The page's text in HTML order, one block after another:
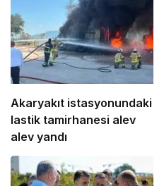
Akaryakıt istasyonundaki
lastik tamirhanesi alev
alev yandı